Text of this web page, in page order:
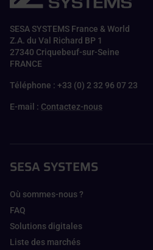
SESA SYSTEMS France & World
Z.A. du Val Richard BP 1
27340 Criquebeuf-sur-Seine
FRANCE
Téléphone : +33 (0) 2 32 96 07 23
E-mail : Contactez-nous
SESA SYSTEMS
Où sommes-nous ?
FAQ
Solutions digitales
Liste des marchés